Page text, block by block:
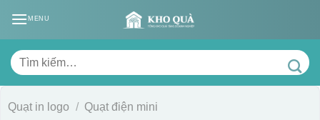
MENU
Tìm
kiếm:
Quạt in logo / Quạt điện mini